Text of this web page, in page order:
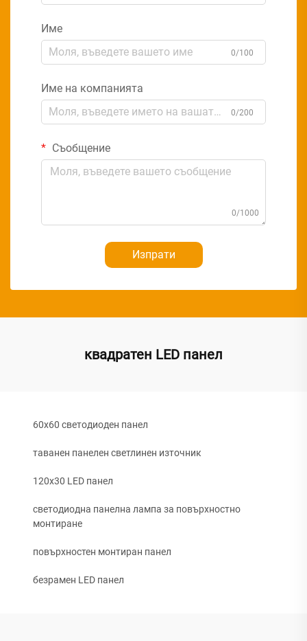
Име
0/100
Име на компанията
0/200
Съобщение
0/1000
Изпрати
квадратен LED панел
60x60 светодиоден панел
таванен панелен светлинен източник
120x30 LED панел
светодиодна панелна лампа за повърхностно
монтиране
повърхностен монтиран панел
безрамен LED панел